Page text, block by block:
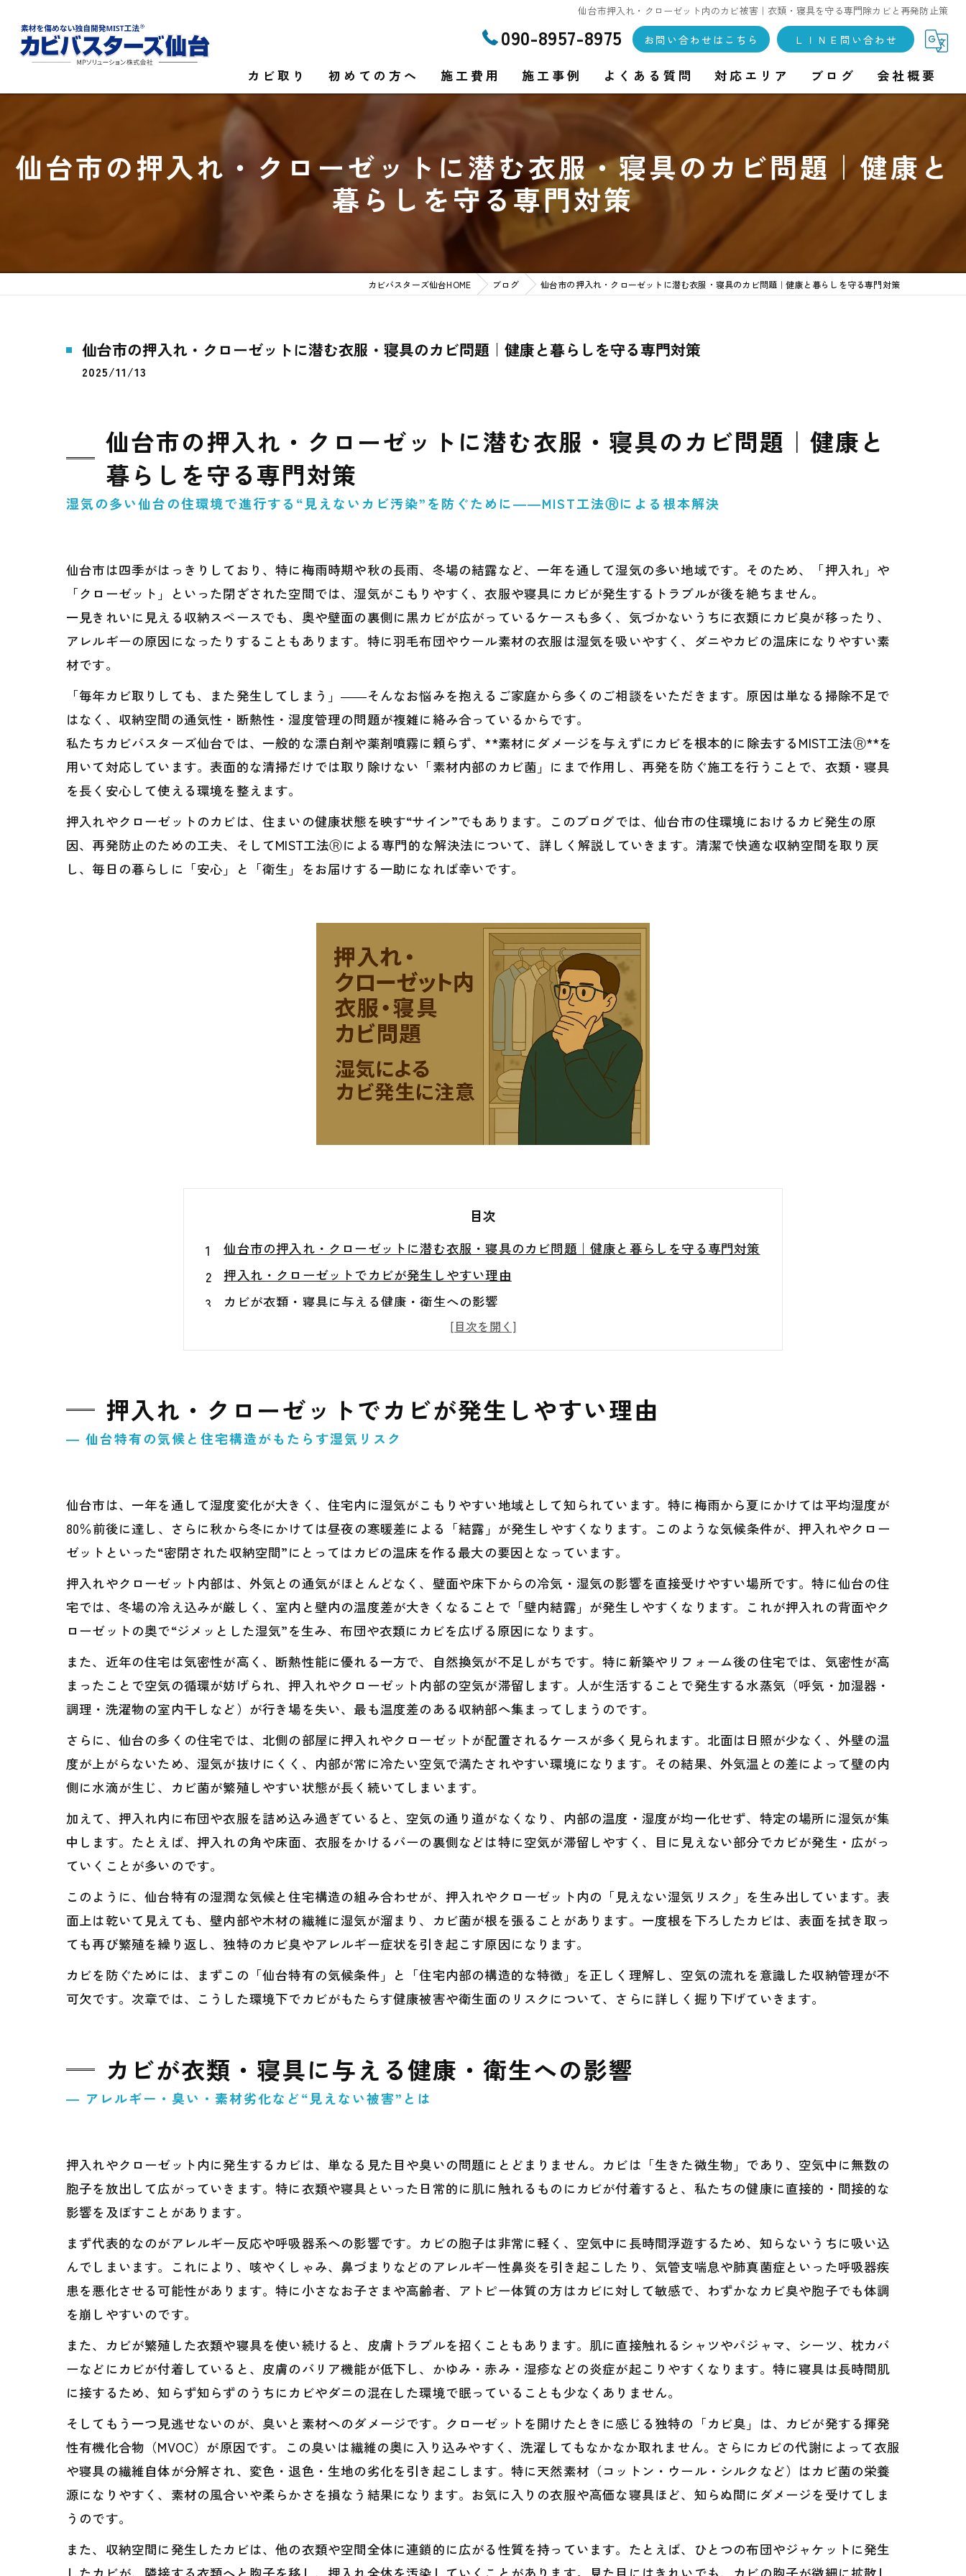
仙台市押入れ・クローゼット内のカビ被害｜衣類・寝具を守る専門除カビと再発防止策
090-8957-8975 お問い合わせはこちら ＬＩＮＥ問い合わせ
カビ取り
カビ菌検査
家庭のカビ取り
施設のカビ取り
初めての方へ 施工費用 施工事例 よくある質問 対応エリア ブログ 会社概要
仙台市の押入れ・クローゼットに潜む衣服・寝具のカビ問題｜健康と
暮らしを守る専門対策
カビバスターズ仙台HOME ブログ 仙台市の押入れ・クローゼットに潜む衣服・寝具のカビ問題｜健康と暮らしを守る専門対策
仙台市の押入れ・クローゼットに潜む衣服・寝具のカビ問題｜健康と暮らしを守る専門対策
2025/11/13
仙台市の押入れ・クローゼットに潜む衣服・寝具のカビ問題｜健康と
暮らしを守る専門対策
湿気の多い仙台の住環境で進行する“見えないカビ汚染”を防ぐために――MIST工法Ⓡによる根本解決
仙台市は四季がはっきりしており、特に梅雨時期や秋の長雨、冬場の結露など、一年を通して湿気の多い地域です。そのため、「押入れ」や
「クローゼット」といった閉ざされた空間では、湿気がこもりやすく、衣服や寝具にカビが発生するトラブルが後を絶ちません。
一見きれいに見える収納スペースでも、奥や壁面の裏側に黒カビが広がっているケースも多く、気づかないうちに衣類にカビ臭が移ったり、
アレルギーの原因になったりすることもあります。特に羽毛布団やウール素材の衣服は湿気を吸いやすく、ダニやカビの温床になりやすい素
材です。
「毎年カビ取りしても、また発生してしまう」――そんなお悩みを抱えるご家庭から多くのご相談をいただきます。原因は単なる掃除不足で
はなく、収納空間の通気性・断熱性・湿度管理の問題が複雑に絡み合っているからです。
私たちカビバスターズ仙台では、一般的な漂白剤や薬剤噴霧に頼らず、**素材にダメージを与えずにカビを根本的に除去するMIST工法Ⓡ**を
用いて対応しています。表面的な清掃だけでは取り除けない「素材内部のカビ菌」にまで作用し、再発を防ぐ施工を行うことで、衣類・寝具
を長く安心して使える環境を整えます。
押入れやクローゼットのカビは、住まいの健康状態を映す“サイン”でもあります。このブログでは、仙台市の住環境におけるカビ発生の原
因、再発防止のための工夫、そしてMIST工法Ⓡによる専門的な解決法について、詳しく解説していきます。清潔で快適な収納空間を取り戻
し、毎日の暮らしに「安心」と「衛生」をお届けする一助になれば幸いです。
目次
仙台市の押入れ・クローゼットに潜む衣服・寝具のカビ問題｜健康と暮らしを守る専門対策
押入れ・クローゼットでカビが発生しやすい理由
カビが衣類・寝具に与える健康・衛生への影響
見落とされがちなカビの発生箇所と初期サイン
一般的なカビ取り方法の限界とリスク
再発を防ぐための収納環境改善ポイント
家庭でできる日常的なカビ対策チェックリスト
押入れ・クローゼットでカビが発生しやすい理由
― 仙台特有の気候と住宅構造がもたらす湿気リスク
仙台市は、一年を通して湿度変化が大きく、住宅内に湿気がこもりやすい地域として知られています。特に梅雨から夏にかけては平均湿度が
80％前後に達し、さらに秋から冬にかけては昼夜の寒暖差による「結露」が発生しやすくなります。このような気候条件が、押入れやクロー
ゼットといった“密閉された収納空間”にとってはカビの温床を作る最大の要因となっています。
押入れやクローゼット内部は、外気との通気がほとんどなく、壁面や床下からの冷気・湿気の影響を直接受けやすい場所です。特に仙台の住
宅では、冬場の冷え込みが厳しく、室内と壁内の温度差が大きくなることで「壁内結露」が発生しやすくなります。これが押入れの背面やク
ローゼットの奥で“ジメッとした湿気”を生み、布団や衣類にカビを広げる原因になります。
また、近年の住宅は気密性が高く、断熱性能に優れる一方で、自然換気が不足しがちです。特に新築やリフォーム後の住宅では、気密性が高
まったことで空気の循環が妨げられ、押入れやクローゼット内部の空気が滞留します。人が生活することで発生する水蒸気（呼気・加湿器・
調理・洗濯物の室内干しなど）が行き場を失い、最も温度差のある収納部へ集まってしまうのです。
さらに、仙台の多くの住宅では、北側の部屋に押入れやクローゼットが配置されるケースが多く見られます。北面は日照が少なく、外壁の温
度が上がらないため、湿気が抜けにくく、内部が常に冷たい空気で満たされやすい環境になります。その結果、外気温との差によって壁の内
側に水滴が生じ、カビ菌が繁殖しやすい状態が長く続いてしまいます。
加えて、押入れ内に布団や衣服を詰め込み過ぎていると、空気の通り道がなくなり、内部の温度・湿度が均一化せず、特定の場所に湿気が集
中します。たとえば、押入れの角や床面、衣服をかけるバーの裏側などは特に空気が滞留しやすく、目に見えない部分でカビが発生・広がっ
ていくことが多いのです。
このように、仙台特有の湿潤な気候と住宅構造の組み合わせが、押入れやクローゼット内の「見えない湿気リスク」を生み出しています。表
面上は乾いて見えても、壁内部や木材の繊維に湿気が溜まり、カビ菌が根を張ることがあります。一度根を下ろしたカビは、表面を拭き取っ
ても再び繁殖を繰り返し、独特のカビ臭やアレルギー症状を引き起こす原因になります。
カビを防ぐためには、まずこの「仙台特有の気候条件」と「住宅内部の構造的な特徴」を正しく理解し、空気の流れを意識した収納管理が不
可欠です。次章では、こうした環境下でカビがもたらす健康被害や衛生面のリスクについて、さらに詳しく掘り下げていきます。
カビが衣類・寝具に与える健康・衛生への影響
― アレルギー・臭い・素材劣化など“見えない被害”とは
押入れやクローゼット内に発生するカビは、単なる見た目や臭いの問題にとどまりません。カビは「生きた微生物」であり、空気中に無数の
胞子を放出して広がっていきます。特に衣類や寝具といった日常的に肌に触れるものにカビが付着すると、私たちの健康に直接的・間接的な
影響を及ぼすことがあります。
まず代表的なのがアレルギー反応や呼吸器系への影響です。カビの胞子は非常に軽く、空気中に長時間浮遊するため、知らないうちに吸い込
んでしまいます。これにより、咳やくしゃみ、鼻づまりなどのアレルギー性鼻炎を引き起こしたり、気管支喘息や肺真菌症といった呼吸器疾
患を悪化させる可能性があります。特に小さなお子さまや高齢者、アトピー体質の方はカビに対して敏感で、わずかなカビ臭や胞子でも体調
を崩しやすいのです。
また、カビが繁殖した衣類や寝具を使い続けると、皮膚トラブルを招くこともあります。肌に直接触れるシャツやパジャマ、シーツ、枕カバ
ーなどにカビが付着していると、皮膚のバリア機能が低下し、かゆみ・赤み・湿疹などの炎症が起こりやすくなります。特に寝具は長時間肌
に接するため、知らず知らずのうちにカビやダニの混在した環境で眠っていることも少なくありません。
そしてもう一つ見逃せないのが、臭いと素材へのダメージです。クローゼットを開けたときに感じる独特の「カビ臭」は、カビが発する揮発
性有機化合物（MVOC）が原因です。この臭いは繊維の奥に入り込みやすく、洗濯してもなかなか取れません。さらにカビの代謝によって衣服
や寝具の繊維自体が分解され、変色・退色・生地の劣化を引き起こします。特に天然素材（コットン・ウール・シルクなど）はカビ菌の栄養
源になりやすく、素材の風合いや柔らかさを損なう結果になります。お気に入りの衣服や高価な寝具ほど、知らぬ間にダメージを受けてしま
うのです。
また、収納空間に発生したカビは、他の衣類や空間全体に連鎖的に広がる性質を持っています。たとえば、ひとつの布団やジャケットに発生